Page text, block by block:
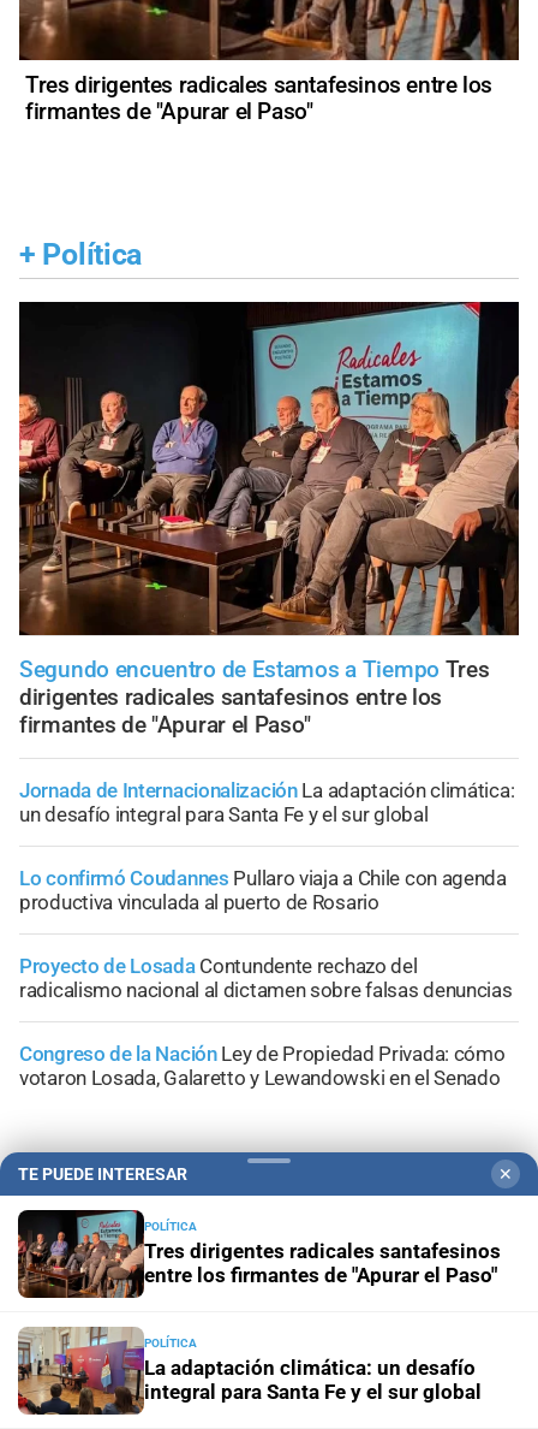
Tres dirigentes radicales santafesinos entre los
firmantes de "Apurar el Paso"
+ Política
Segundo encuentro de Estamos a Tiempo Tres
dirigentes radicales santafesinos entre los
firmantes de "Apurar el Paso"
Jornada de Internacionalización La adaptación climática:
un desafío integral para Santa Fe y el sur global
Lo confirmó Coudannes Pullaro viaja a Chile con agenda
productiva vinculada al puerto de Rosario
Proyecto de Losada Contundente rechazo del
radicalismo nacional al dictamen sobre falsas denuncias
Congreso de la Nación Ley de Propiedad Privada: cómo
votaron Losada, Galaretto y Lewandowski en el Senado
+ Área Metropolitana
TE PUEDE INTERESAR ✕
POLÍTICA
Tres dirigentes radicales santafesinos
entre los firmantes de "Apurar el Paso"
POLÍTICA
La adaptación climática: un desafío
integral para Santa Fe y el sur global